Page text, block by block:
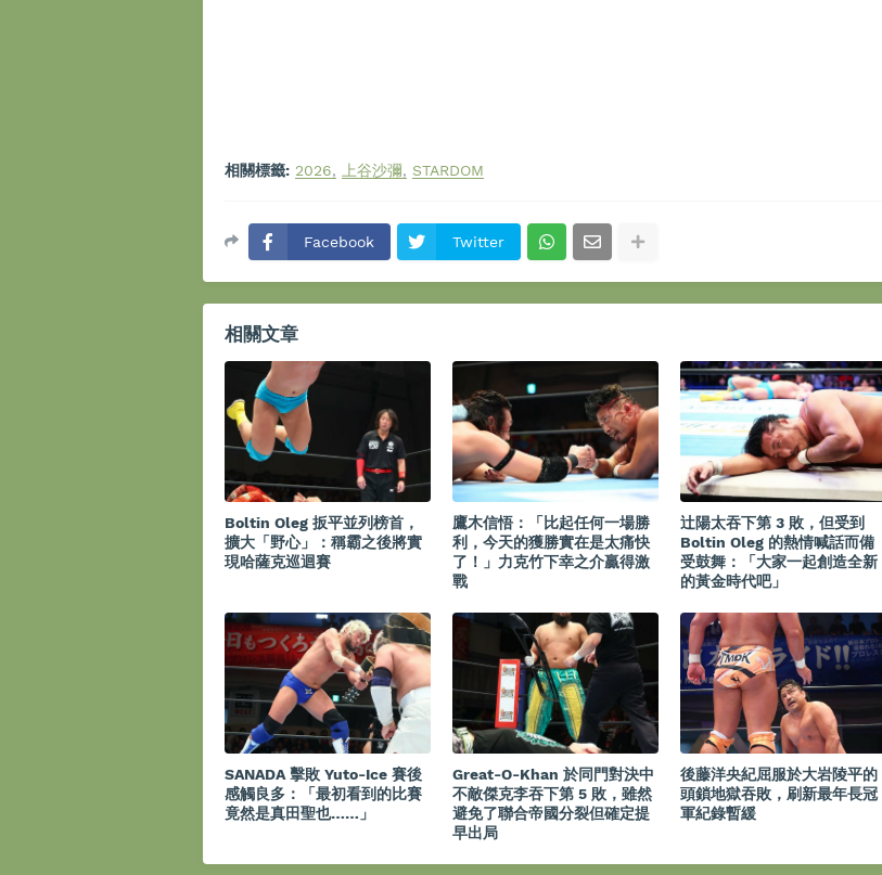
相關標籤: 2026 上谷沙彌 STARDOM
Facebook Twitter
相關文章
Boltin Oleg 扳平並列榜首，
擴大「野心」：稱霸之後將實
現哈薩克巡迴賽
鷹木信悟：「比起任何一場勝
利，今天的獲勝實在是太痛快
了！」力克竹下幸之介贏得激
戰
辻陽太吞下第 3 敗，但受到
Boltin Oleg 的熱情喊話而備
受鼓舞：「大家一起創造全新
的黃金時代吧」
SANADA 擊敗 Yuto-Ice 賽後
感觸良多：「最初看到的比賽
竟然是真田聖也……」
Great-O-Khan 於同門對決中
不敵傑克李吞下第 5 敗，雖然
避免了聯合帝國分裂但確定提
早出局
後藤洋央紀屈服於大岩陵平的
頭鎖地獄吞敗，刷新最年長冠
軍紀錄暫緩